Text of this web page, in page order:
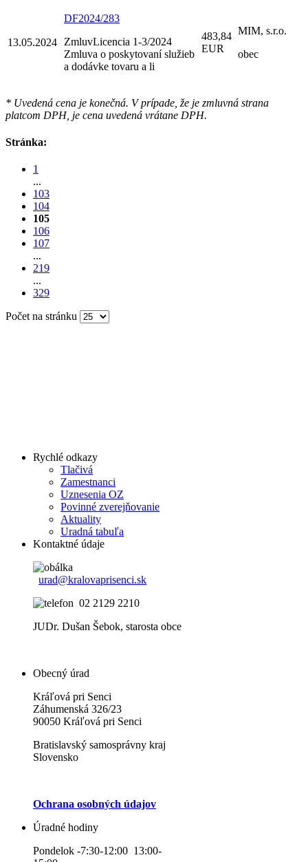
13.05.2024
DF2024/283
ZmluvLicencia 1-3/2024
Zmluva o poskytovaní služieb
a dodávke tovaru a li
483,84
EUR
MIM, s.r.o.
obec
* Uvedená cena je konečná. V prípade, že je zmluvná strana
platcom DPH, je cena uvedená vrátane DPH.
Stránka:
1
...
103
104
105
106
107
...
219
...
329
Počet na stránku
Rychlé odkazy
Tlačivá
Zamestnanci
Uznesenia OZ
Povinné zverejňovanie
Aktuality
Uradná tabuľa
Kontaktné údaje
urad@kralovaprisenci.sk
02 2129 2210
JUDr. Dušan Šebok, starosta obce
Obecný úrad
Kráľová pri Senci
Záhumenská 326/23
90050 Kráľová pri Senci
Bratislavský samosprávny kraj
Slovensko
Ochrana osobných údajov
Úradné hodiny
Pondelok -7:30-12:00 13:00-